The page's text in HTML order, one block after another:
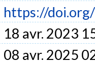
https://
18 avr. 2023
08 avr. 2025